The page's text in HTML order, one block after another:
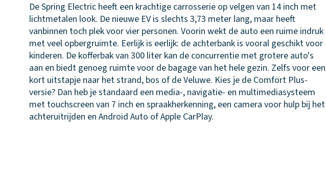
De Spring Electric heeft een krachtige carrosserie op velgen van 14 inch met
lichtmetalen look. De nieuwe EV is slechts 3,73 meter lang, maar heeft
vanbinnen toch plek voor vier personen. Voorin wekt de auto een ruime indruk
met veel opbergruimte. Eerlijk is eerlijk: de achterbank is vooral geschikt voor
kinderen. De kofferbak van 300 liter kan de concurrentie met grotere auto's
aan en biedt genoeg ruimte voor de bagage van het hele gezin. Zelfs voor een
kort uitstapje naar het strand, bos of de Veluwe. Kies je de Comfort Plus-
versie? Dan heb je standaard een media-, navigatie- en multimediasysteem
met touchscreen van 7 inch en spraakherkenning, een camera voor hulp bij het
achteruitrijden en Android Auto of Apple CarPlay.